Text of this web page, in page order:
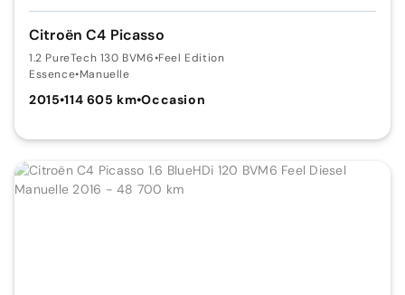
Citroën C4 Picasso
1.2 PureTech 130 BVM6•Feel Edition
Essence•Manuelle
2015•114 605 km•Occasion